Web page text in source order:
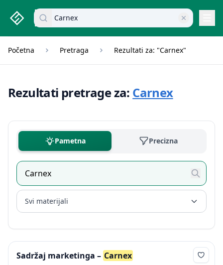
studenti.rs home page
Pretraži dokumente
Početna Pretraga Rezultati za: "Carnex"
Rezultati pretrage za: Carnex
Pametna Precizna
Svi materijali
Sadržaj marketinga – Carnex